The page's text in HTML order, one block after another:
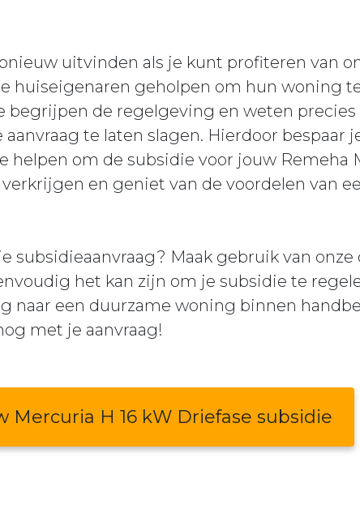
uitvinden als je kunt profiteren van
huiseigenaren geholpen om hun woning
begrijpen de regelgeving en weten precies
te laten slagen. Hierdoor bespaar
helpen om de subsidie voor jouw Remeha
en geniet van de voordelen van
subsidieaanvraag? Maak gebruik van
het kan zijn om je subsidie te
naar een duurzame woning binnen
met je aanvraag!
Mercuria H 16 kW Driefase subsidie